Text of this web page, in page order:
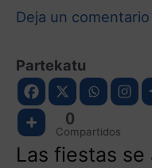
Deja un comentario
Partekatu
0
Compartidos
Las fiestas se